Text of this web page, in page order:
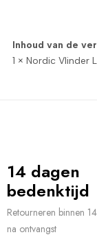
Inhoud van de
1 × Nordic Vlinder
14 dagen
bedenktijd
Retourneren binnen
na ontvangst